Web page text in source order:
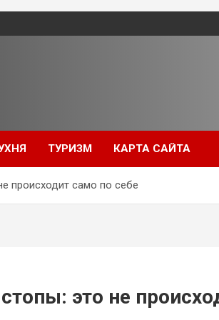
ТУРИЗМ КАРТА САЙТА
происходит само по себе
это не